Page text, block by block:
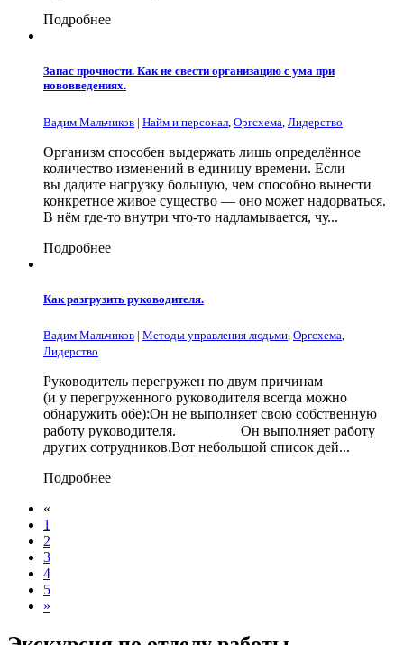
Подробнее
Запас прочности. Как не свести организацию с ума при
нововведениях.
Вадим Мальчиков | Найм и персонал Оргсхема Лидерство
Организм способен выдержать лишь определённое
количество изменений в единицу времени. Если
вы дадите нагрузку большую, чем способно вынести
конкретное живое существо — оно может надорваться.
В нём где-то внутри что-то надламывается, чу...
Подробнее
Как разгрузить руководителя.
Вадим Мальчиков | Методы управления людьми Оргсхема
Лидерство
Руководитель перегружен по двум причинам
(и у перегруженного руководителя всегда можно
обнаружить обе):Он не выполняет свою собственную
работу руководителя.⠀⠀⠀⠀⠀⠀Он выполняет работу
других сотрудников.Вот небольшой список дей...
Подробнее
«
1
2
3
4
5
»